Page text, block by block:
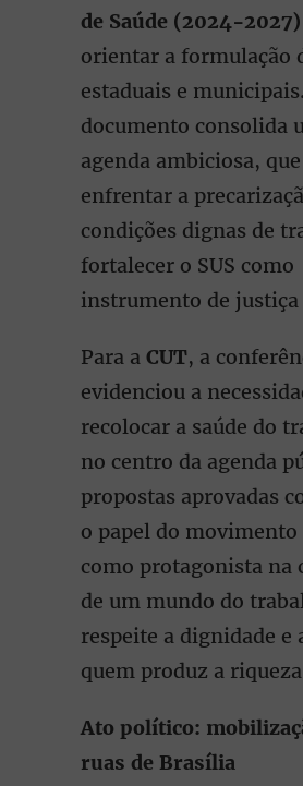
de Saúde (2024-2027)
orientar a formulação
estaduais e
documento consolida
agenda ambiciosa,
enfrentar a
condições dignas de
fortalecer o SUS como
instrumento de justiça
Para a CUT, a
evidenciou a
recolocar a saúde do
no centro da agenda
propostas aprovadas
o papel do
como protagonista na
de um mundo do
respeite a dignidade e
quem produz a
Ato político:
ruas de Brasília